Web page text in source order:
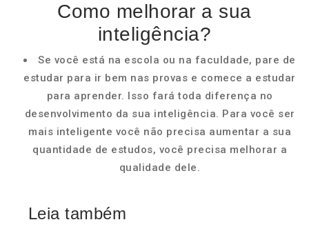
Como melhorar a sua
inteligência?
Se você está na escola ou na faculdade, pare de
estudar para ir bem nas provas e comece a estudar
para aprender. Isso fará toda diferença no
desenvolvimento da sua inteligência. Para você ser
mais inteligente você não precisa aumentar a sua
quantidade de estudos, você precisa melhorar a
qualidade dele.
Leia também